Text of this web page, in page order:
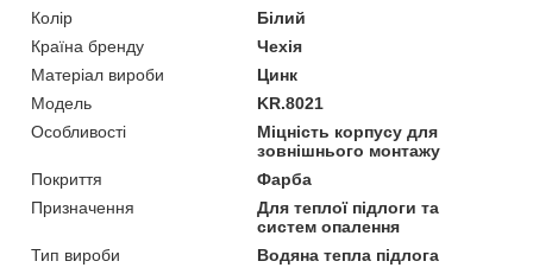
Колір
Білий
Країна бренду
Чехія
Матеріал вироби
Цинк
Мoдель
KR.8021
Особливості
Міцність корпусу для
зовнішнього монтажу
Покриття
Фарба
Призначення
Для теплої підлоги та
систем опалення
Тип вироби
Водяна тепла підлога